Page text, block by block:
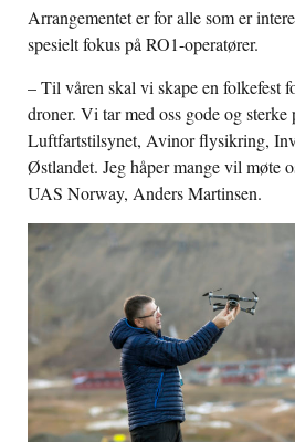
Arrangementet er for alle som er
spesielt fokus på RO1-operatører.
– Til våren skal vi skape en folkefest
droner. Vi tar med oss gode og sterke
Luftfartstilsynet, Avinor flysikring,
Østlandet. Jeg håper mange vil møte
UAS Norway, Anders Martinsen.